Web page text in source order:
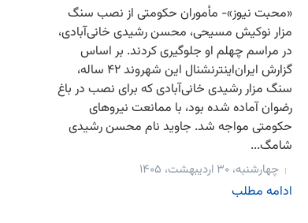
«محبت نیوز»- مأموران حکومتی از نصب سنگ
مزار نوکیش مسیحی، محسن رشیدی خانی‌آبادی،
در مراسم چهلم او جلوگیری کردند. بر اساس
گزارش‌ ایران‌اینترنشنال این شهروند ۴۲ ساله،
سنگ مزار رشیدی خانی‌آبادی که برای نصب در باغ
رضوان آماده شده بود، با ممانعت نیروهای
حکومتی مواجه شد. جاوید نام محسن رشیدی
شامگ...
چهارشنبه، ۳۰ اردیبهشت، ۱۴۰۵
ادامه مطلب